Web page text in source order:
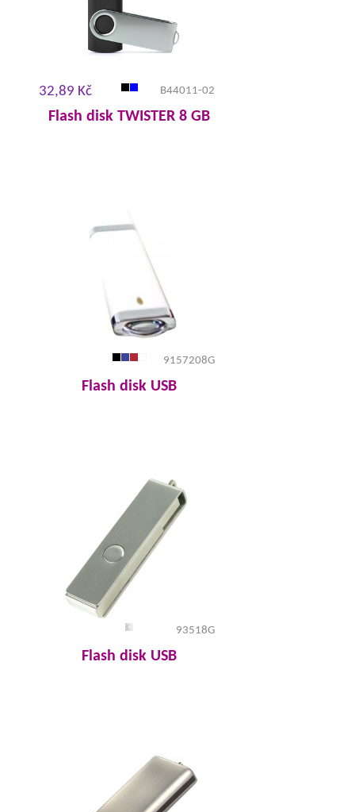
32,89 Kč B44011-02
Flash disk TWISTER 8 GB
9157208G
Flash disk USB
93518G
Flash disk USB